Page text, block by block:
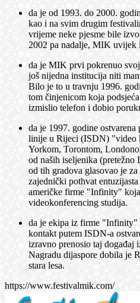
da je od 1993. do 2000.
kao i na svim drugim
vrijeme neke pjesme bile
2002 pa nadalje, MIK uvijek
da je MIK prvi pokrenuo
još nijedna institucija niti
Bilo je to u travnju 1996.
tom činjenicom koja
izmislio telefon i dobio
da je 1997. godine
linije u Rijeci (ISDN) "video
Yorkom, Torontom,
od naših iseljenika (pretežno
od tih gradova glasovao je
zajednički pothvat
američke firme "Infinity"
videokonferencing studija.
da je ekipa iz firme
kontakt putem ISDN-a
izravno prenosio taj događaj
Nagradu dijaspore dobila je
stara lesa.
https://www.festivalmik.com/